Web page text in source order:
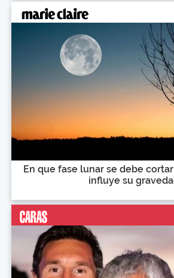
En que fase lunar se debe
influye su